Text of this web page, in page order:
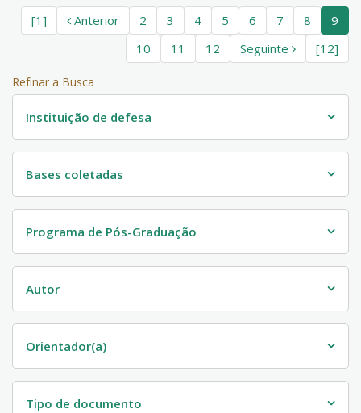
[1] Anterior 2 3 4 5 6 7 8
9
10
11 12 Seguinte [12]
Refinar a Busca
Instituição de defesa
Bases coletadas
Programa de Pós-Graduação
Autor
Orientador(a)
Tipo de documento